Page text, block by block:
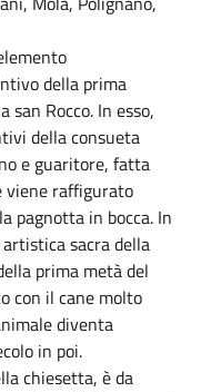
della prima
Rocco. In esso,
della consueta
e guaritore, fatta
viene raffigurato
pagnotta in bocca. In
sacra della
prima metà del
con il cane molto
diventa
in poi.
chiesetta, è da